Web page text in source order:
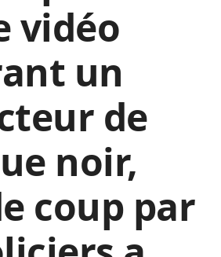
vidéo
un
de
noir,
coup par